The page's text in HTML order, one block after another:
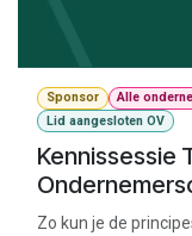
Sponsor Alle
Lid aangesloten OV
Kennissessie
Zo kun je de